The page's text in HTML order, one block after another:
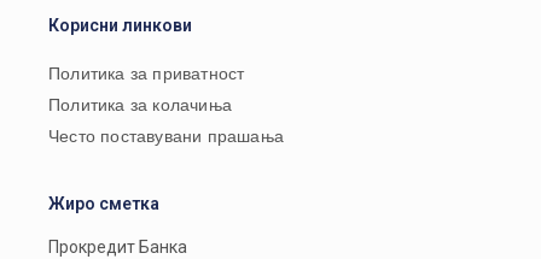
Корисни линкови
Политика за приватност
Политика за колачиња
Често поставувани прашања
Жиро сметка
Прокредит Банка